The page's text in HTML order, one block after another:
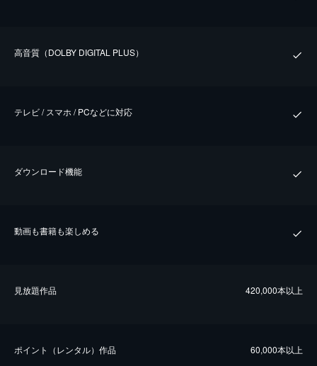
⾼⾳質（DOLBY DIGITAL PLUS）
テレビ / スマホ / PCなどに対応
ダウンロード機能
動画も書籍も楽しめる
⾒放題作品 420,000本以上
ポイント（レンタル）作品 60,000本以上